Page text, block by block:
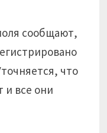
сообщают,
что
и все они